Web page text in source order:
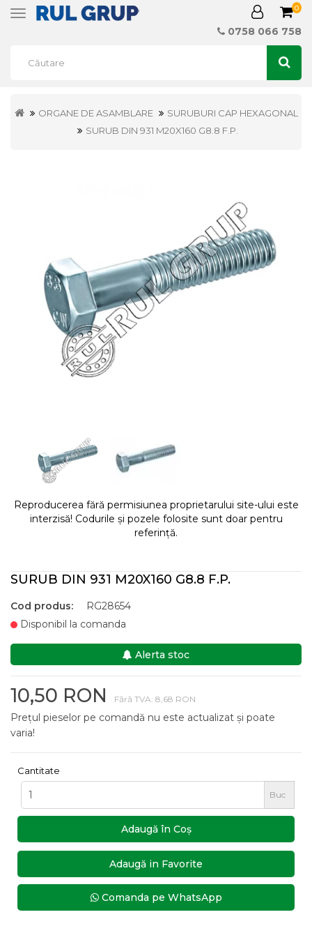
Toggle
0
0758 066 758
ORGANE DE ASAMBLARE
SURUBURI CAP HEXAGONAL
SURUB DIN 931 M20X160 G8.8 F.P.
Reproducerea fără permisiunea proprietarului site-ului este
interzisă! Codurile și pozele folosite sunt doar pentru
referință.
SURUB DIN 931 M20X160 G8.8 F.P.
Cod produs:
RG28654
Disponibil la comanda
Alerta stoc
10,50 RON Fără TVA: 8,68 RON
Prețul pieselor pe comandă nu este actualizat și poate
varia!
Cantitate
Buc
Adaugă în Coş
Adaugă in Favorite
Comanda pe WhatsApp